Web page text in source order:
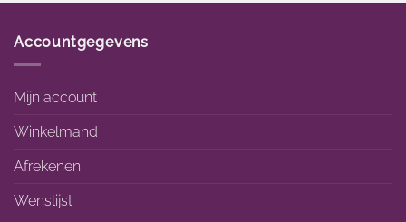
Accountgegevens
Mijn account
Winkelmand
Afrekenen
Wenslijst